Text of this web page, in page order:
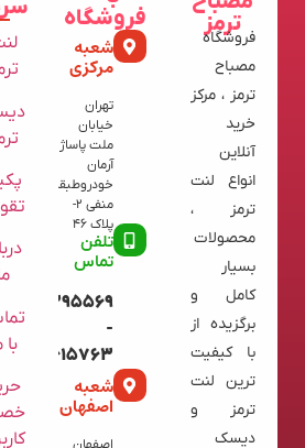
ترمز
فروشگاه
مصباح
ترمز ، مرکز
خرید
آنلاین
انواع لنت
ترمز ،
محصولات
بسیار
کامل و
برگزیده از
با کیفیت
ترین لنت
ترمز و
دیسک
فروشگاه
شعبه
مرکزی
تهران
خیابان
ملت پاساژ
آرمان
خودروطبقه
منفی 2-
پلاک 46
تلفن
تماس
09120395569
-
02136615763
شعبه
اصفهان
با